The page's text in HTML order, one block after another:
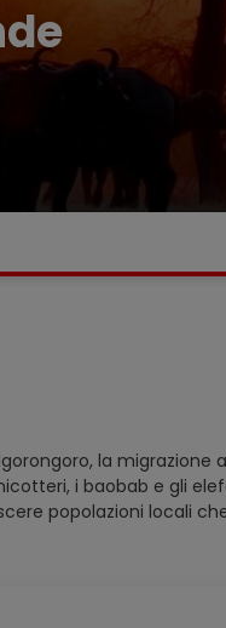
la migrazione
i baobab e gli
popolazioni locali